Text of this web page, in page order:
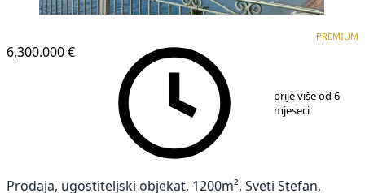
6,300.000 €
PREMIUM
prije više od 6
mjeseci
Prodaja, ugostiteljski objekat, 1200m², Sveti Stefan,